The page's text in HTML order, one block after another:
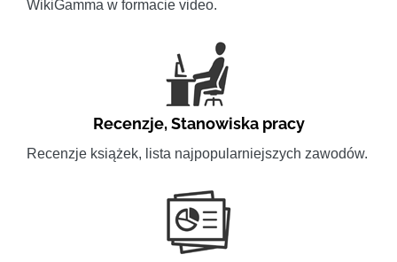
WikiGamma w formacie video.
Recenzje,Stanowiska pracy
Recenzje książek, lista najpopularniejszych zawodów.